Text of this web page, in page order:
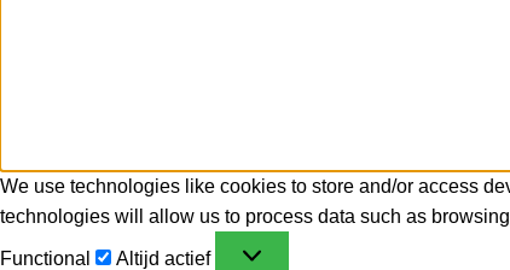
We use technologies like cookies to store and/or access
technologies will allow us to process data such as
Functional Altijd actief